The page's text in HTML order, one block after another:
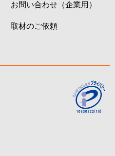
お問い合わせ（企業用）
取材のご依頼